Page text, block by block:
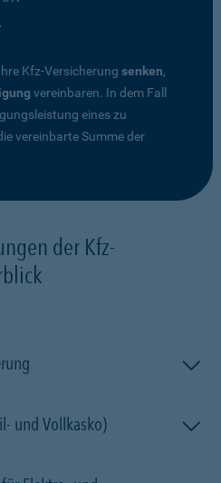
Kfz-Versicherung senken,
vereinbaren. In dem Fall
eines zu
vereinbarte Summe der
der Kfz-
und Vollkasko)